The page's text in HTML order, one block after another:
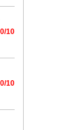
0/10
0/10